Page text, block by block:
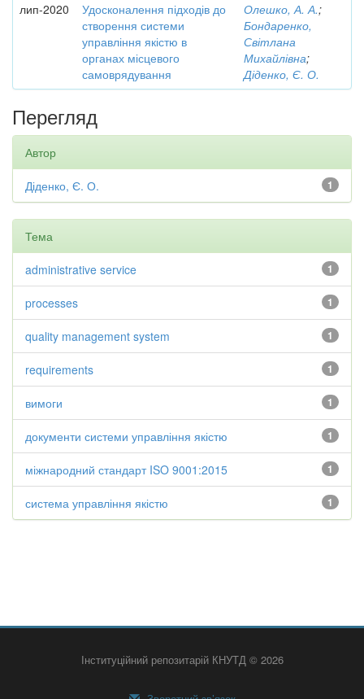
лип-2020
Удосконалення підходів до
створення системи
управління якістю в
органах місцевого
самоврядування
Олешко, А. А.;
Бондаренко,
Світлана
Михайлівна;
Діденко, Є. О.
Перегляд
Автор
1
Діденко, Є. О.
Тема
1
administrative service
1
processes
1
quality management system
1
requirements
1
вимоги
1
документи системи управління якістю
1
міжнародний стандарт ISO 9001:2015
1
система управління якістю
Інституційний репозитарій КНУТД © 2026